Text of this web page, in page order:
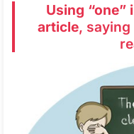
Using
article, saying